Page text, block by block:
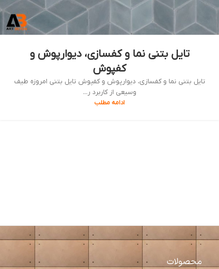
تایل بتنی نما و کفسازی، دیوارپوش و
کفپوش
تایل بتنی نما و کفسازی، دیوارپوش و کفپوش تایل بتنی امروزه طیف
وسیعی از کاربرد ر...
ادامه مطلب
محصولات